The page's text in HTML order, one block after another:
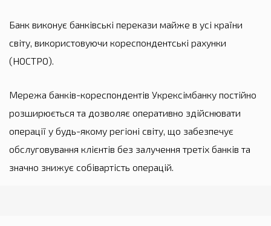
Банк виконує банківські перекази майже в усі країни
світу, використовуючи кореспондентські рахунки
(НОСТРО).
Мережа банків-кореспондентів Укрексімбанку постійно
розширюється та дозволяє оперативно здійснювати
операції у будь-якому регіоні світу, що забезпечує
обслуговування клієнтів без залучення третіх банків та
значно знижує собівартість операцій.